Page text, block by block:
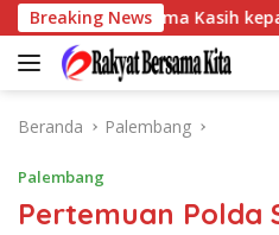
Langsung
ke
konten
Breaking News
Terima Kasih kepada
Beranda Palembang
Palembang
Pertemuan Polda